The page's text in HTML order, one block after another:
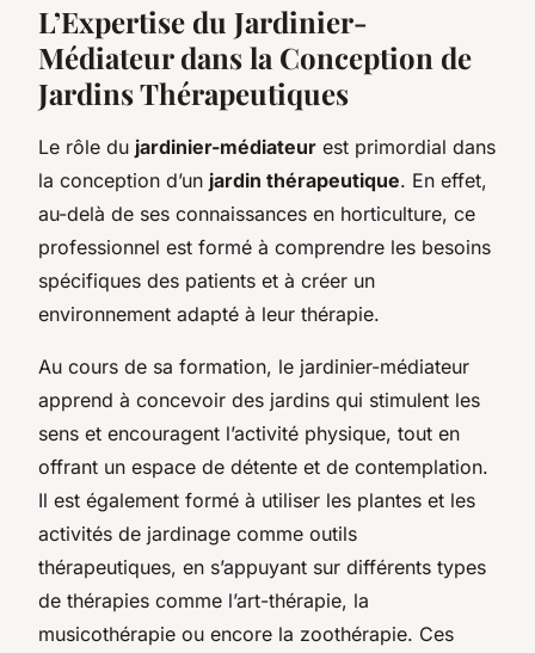
L’Expertise du Jardinier-
Médiateur dans la Conception de
Jardins Thérapeutiques
Le rôle du jardinier-médiateur est primordial dans
la conception d’un jardin thérapeutique. En effet,
au-delà de ses connaissances en horticulture, ce
professionnel est formé à comprendre les besoins
spécifiques des patients et à créer un
environnement adapté à leur thérapie.
Au cours de sa formation, le jardinier-médiateur
apprend à concevoir des jardins qui stimulent les
sens et encouragent l’activité physique, tout en
offrant un espace de détente et de contemplation.
Il est également formé à utiliser les plantes et les
activités de jardinage comme outils
thérapeutiques, en s’appuyant sur différents types
de thérapies comme l’art-thérapie, la
musicothérapie ou encore la zoothérapie. Ces